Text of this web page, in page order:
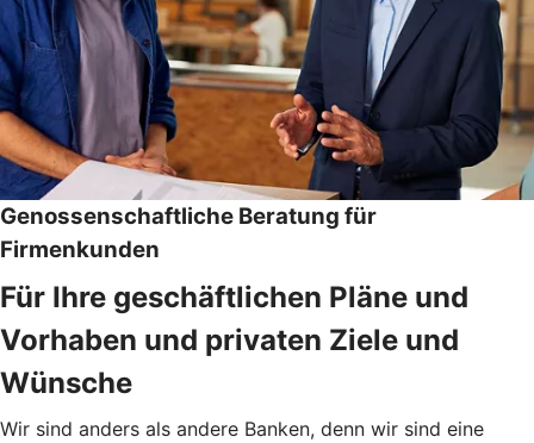
Genossenschaftliche Beratung für
Firmenkunden
Für Ihre geschäftlichen Pläne und
Vorhaben und privaten Ziele und
Wünsche
Wir sind anders als andere Banken, denn wir sind eine